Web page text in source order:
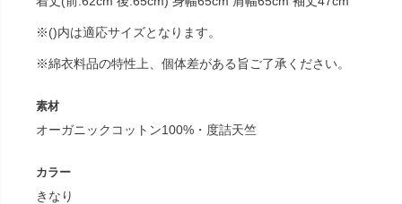
※()内は適応サイズとなります。
※綿衣料品の特性上、個体差がある旨ご了承ください。
素材
オーガニックコットン100%・度詰天竺
カラー
きなり